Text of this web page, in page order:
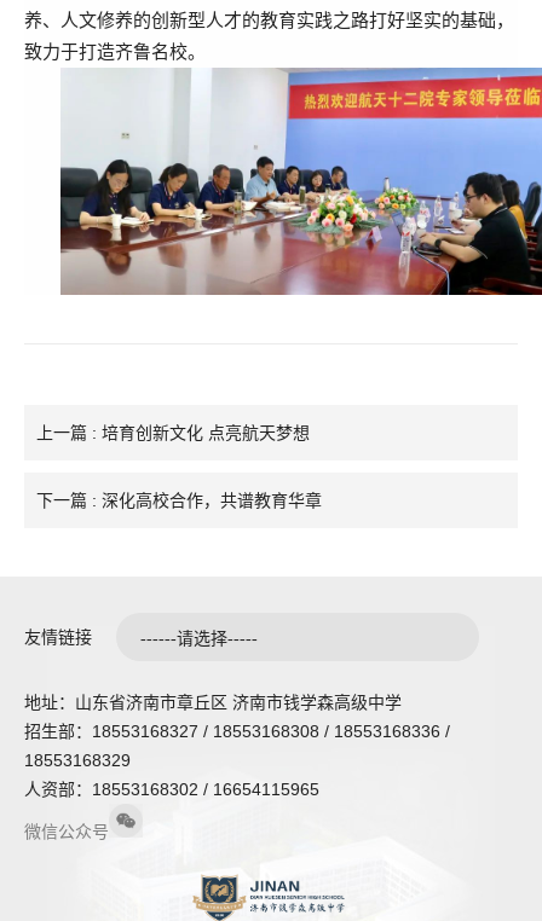
养、人文修养的创新型人才的教育实践之路打好坚实的基础，
致力于打造齐鲁名校。
上一篇 : 培育创新文化 点亮航天梦想
下一篇 : 深化高校合作，共谱教育华章
友情链接
地址：山东省济南市章丘区 济南市钱学森高级中学
招生部：18553168327 / 18553168308 / 18553168336 /
18553168329
人资部：18553168302 / 16654115965
微信公众号